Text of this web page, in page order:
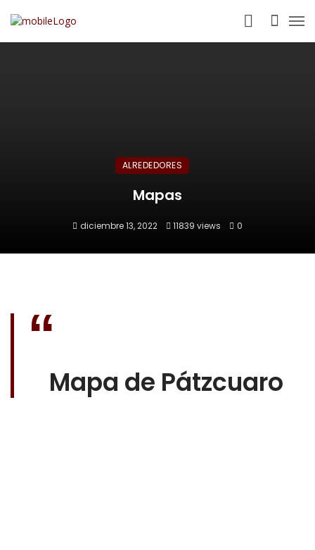
ALREDEDORES
Mapas
diciembre 13, 2022 11839 views 0
Mapa de Pátzcuaro